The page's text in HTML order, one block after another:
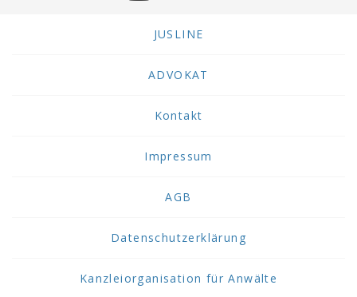
JUSLINE
ADVOKAT
Kontakt
Impressum
AGB
Datenschutzerklärung
Kanzleiorganisation für Anwälte